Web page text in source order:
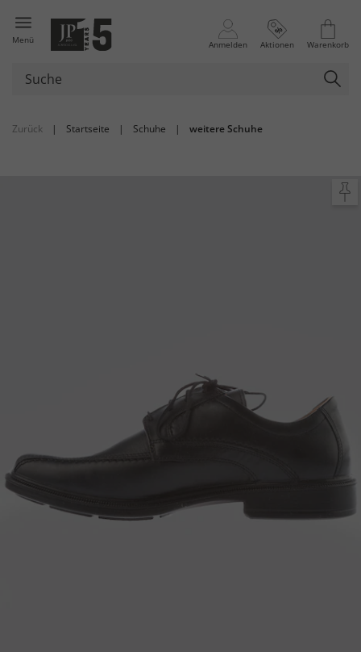
Menü Anmelden Aktionen Warenkorb
Zurück | Startseite | Schuhe | weitere Schuhe